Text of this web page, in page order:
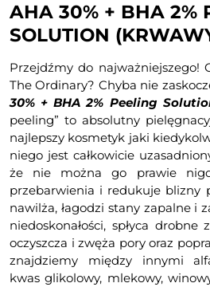
AHA 30% + BHA 2%
SOLUTION
Przejdźmy do najważniejszego!
The Ordinary? Chyba nie
30% + BHA 2% Peeling
peeling” to absolutny
najlepszy kosmetyk jaki
niego jest całkowicie
że nie można go prawie
przebarwienia i redukuje blizny
nawilża, łagodzi stany zapalne i
niedoskonałości, spłyca drobne
oczyszcza i zwęża pory oraz
znajdziemy między innymi
kwas glikolowy, mlekowy,